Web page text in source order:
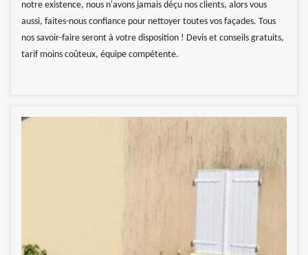
notre existence, nous n'avons jamais déçu nos clients, alors vous
aussi, faites-nous confiance pour nettoyer toutes vos façades. Tous
nos savoir-faire seront à votre disposition ! Devis et conseils gratuits,
tarif moins coûteux, équipe compétente.